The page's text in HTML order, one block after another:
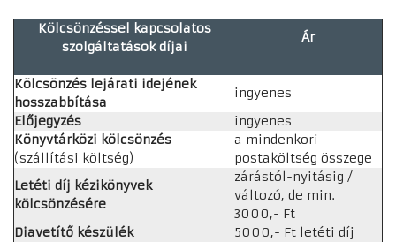
Kölcsönzéssel kapcsolatos
szolgáltatások díjai
Ár
Kölcsönzés lejárati idejének
hosszabbítása
ingyenes
Előjegyzés
ingyenes
Könyvtárközi kölcsönzés
(szállítási költség)
a mindenkori
postaköltség összege
Letéti díj kézikönyvek
kölcsönzésére
zárástól-nyitásig /
változó, de min.
3000,- Ft
Diavetítő készülék
5000,- Ft letéti díj